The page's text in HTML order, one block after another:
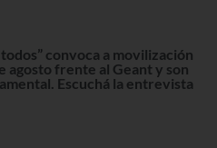
convoca a movilización
agosto frente al Geant y son
Escuchá la entrevista